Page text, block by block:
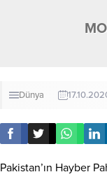
Dünya
Pakistan’ın Hayber